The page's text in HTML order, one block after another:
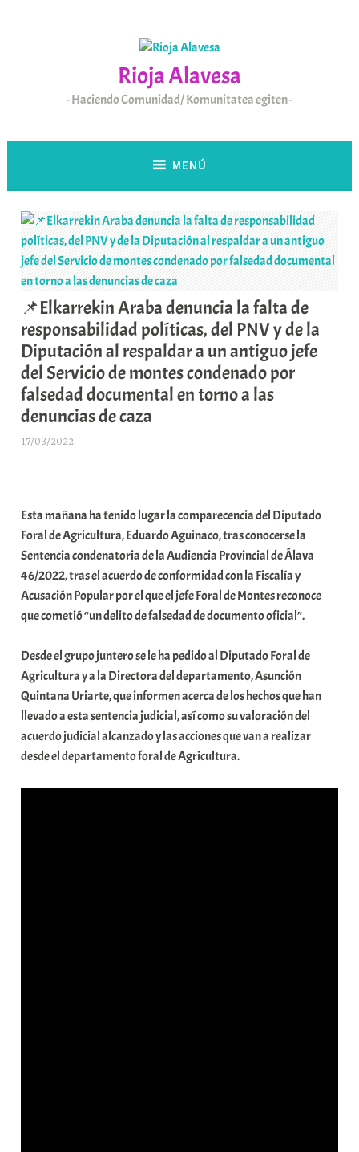
Rioja Alavesa
Haciendo Comunidad/ Komunitatea egiten
MENÚ
📌Elkarrekin Araba denuncia la falta de
responsabilidad políticas, del PNV y de la
Diputación al respaldar a un antiguo jefe
del Servicio de montes condenado por
falsedad documental en torno a las
denuncias de caza
17/03/2022
a
r
E
r
r
x
a
K
o
m
u
Esta mañana ha tenido lugar la comparecencia del Diputado
Foral de Agricultura, Eduardo Aguinaco, tras conocerse la
Sentencia condenatoria de la Audiencia Provincial de Álava
46/2022, tras el acuerdo de conformidad con la Fiscalía y
Acusación Popular por el que el jefe Foral de Montes reconoce
que cometió “un delito de falsedad de documento oficial”.
Desde el grupo juntero se le ha pedido al Diputado Foral de
Agricultura y a la Directora del departamento, Asunción
Quintana Uriarte, que informen acerca de los hechos que han
llevado a esta sentencia judicial, así como su valoración del
acuerdo judicial alcanzado y las acciones que van a realizar
desde el departamento foral de Agricultura.